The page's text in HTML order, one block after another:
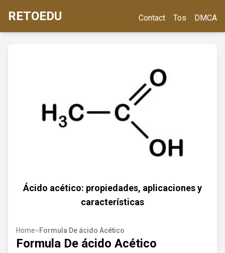
RETOEDU Contact Tos DMCA
Ácido acético: propiedades, aplicaciones y
características
Home>Formula De ácido Acético
Formula De ácido Acético